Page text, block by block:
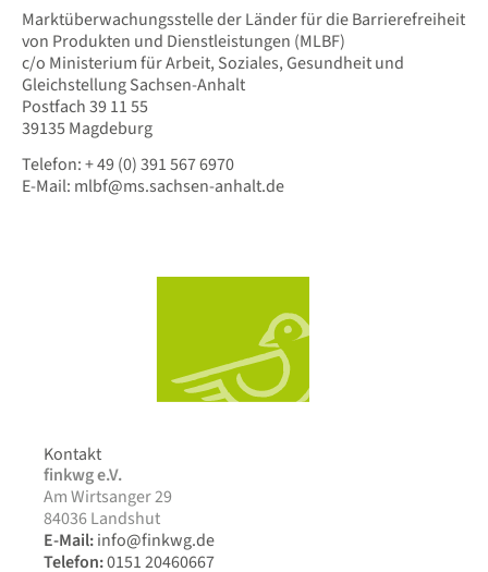
Marktüberwachungsstelle der Länder für die Barrierefreiheit
von Produkten und Dienstleistungen (MLBF)
c/o Ministerium für Arbeit, Soziales, Gesundheit und
Gleichstellung Sachsen-Anhalt
Postfach 39 11 55
39135 Magdeburg
Telefon: + 49 (0) 391 567 6970
E-Mail: mlbf@ms.sachsen-anhalt.de
Kontakt
finkwg e.V.
Am Wirtsanger 29
84036 Landshut
E-Mail:info@finkwg.de
Telefon:0151 20460667